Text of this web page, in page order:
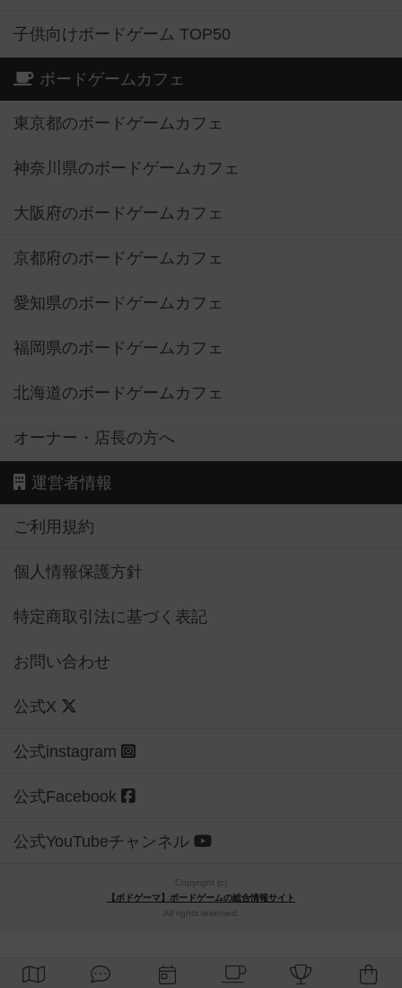
子供向けボードゲーム TOP50
ボードゲームカフェ
東京都のボードゲームカフェ
神奈川県のボードゲームカフェ
大阪府のボードゲームカフェ
京都府のボードゲームカフェ
愛知県のボードゲームカフェ
福岡県のボードゲームカフェ
北海道のボードゲームカフェ
オーナー・店長の方へ
運営者情報
ご利用規約
個人情報保護方針
特定商取引法に基づく表記
お問い合わせ
公式X
公式instagram
公式Facebook
公式YouTubeチャンネル
Copyright (c)
【ボドゲーマ】ボードゲームの総合情報サイト
All rights reserved.